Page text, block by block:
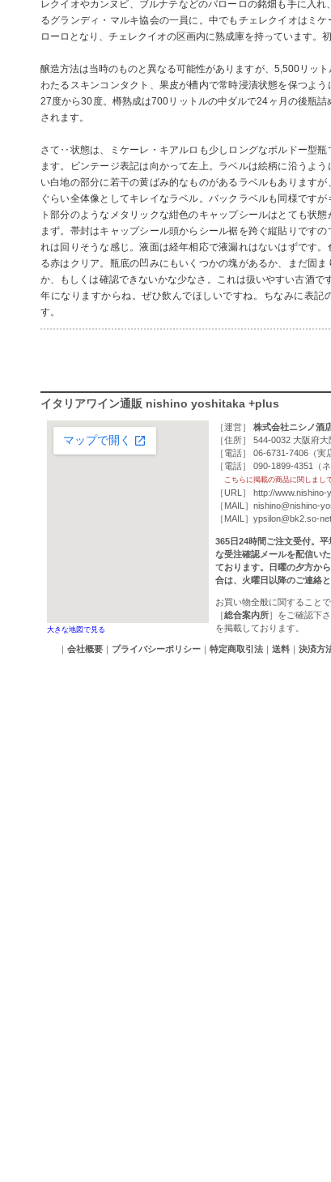
レクイオやカンヌビ、ブルナテなどのバローロの銘畑も手に入
るグランディ・マルキ協会の一員に。中でもチェレクイオはミ
ローロとなり、チェレクイオの区画内に熟成庫を持っています。
醸造方法は当時のものと異なる可能性がありますが、5,500リッ
わたるスキンコンタクト、果皮が槽内で常時浸漬状態を保つよ
27度から30度。樽熟成は700リットルの中ダルで24ヶ月の後瓶
されます。
さて‥状態は、ミケーレ・キアルロも少しロングなボルドー型瓶
ます。ビンテージ表記は向かって左上。ラベルは絵柄に沿うよ
い白地の部分に若干の黄ばみ的なものがあるラベルもあります
ぐらい全体像としてキレイなラベル。バックラベルも同様です
ト部分のようなメタリックな紺色のキャップシールはとても状
まず。帯封はキャップシール頭からシール裾を跨ぐ縦貼りです
れは回りそうな感じ。液面は経年相応で液漏れはないはずです
る赤はクリア。瓶底の凹みにもいくつかの塊があるか、まだ固
か、もしくは確認できないかな少なさ。これは扱いやすい古酒で
年になりますからね。ぜひ飲んでほしいですね。ちなみに表記
す。
イタリアワイン通販 nishino yoshitaka +plus
大きな地図で見る
［運営］ 株式会社ニシノ酒
［住所］ 544-0032 大阪府
［電話］ 06-6731-7406（実
［電話］ 090-1899-4351（
こちらに掲載の商品に関しまし
［URL］ http://www.nishino-
［MAIL］ nishino@nishino-
［MAIL］ ypsilon@bk2.so-
365日24時間ご注文受付。
な受注確認メールを配信い
ております。日曜の夕方か
合は、火曜日以降のご連絡と
お買い物全般に関すること
［総合案内所］をご確認下
を掲載しております。
｜ 会社概要 ｜ プライバシーポリシー ｜ 特定商取引法 ｜ 送料 ｜ 決済方